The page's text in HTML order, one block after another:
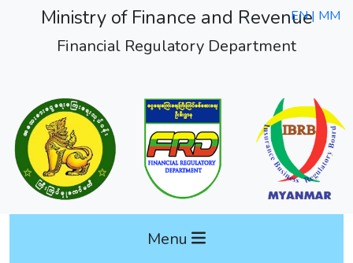
Ministry of Finance and Revenue
Financial Regulatory Department
EN | MM
Menu